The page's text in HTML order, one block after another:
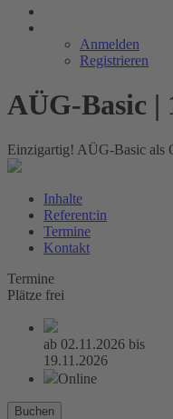
Anmelden
Registrieren
AÜG-Basic |
Einzigartig! AÜG-Basic als
Inhalte
Referent:in
Termine
Kontakt
Termine
Plätze frei
ab 02.11.2026 bis
19.11.2026
Online
Buchen